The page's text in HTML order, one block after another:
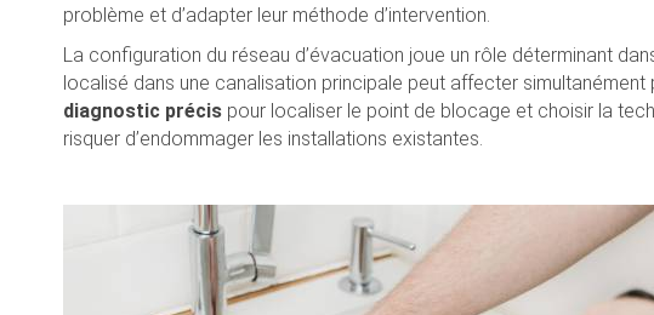
problème et d’adapter leur méthode d’intervention.
La configuration du réseau d’évacuation joue un rôle déterminant
localisé dans une canalisation principale peut affecter
diagnostic précis pour localiser le point de blocage et choisir la
risquer d’endommager les installations existantes.